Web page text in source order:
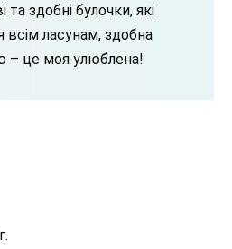
та здобні булочки, які
ласунам, здобна
– це моя улюблена!